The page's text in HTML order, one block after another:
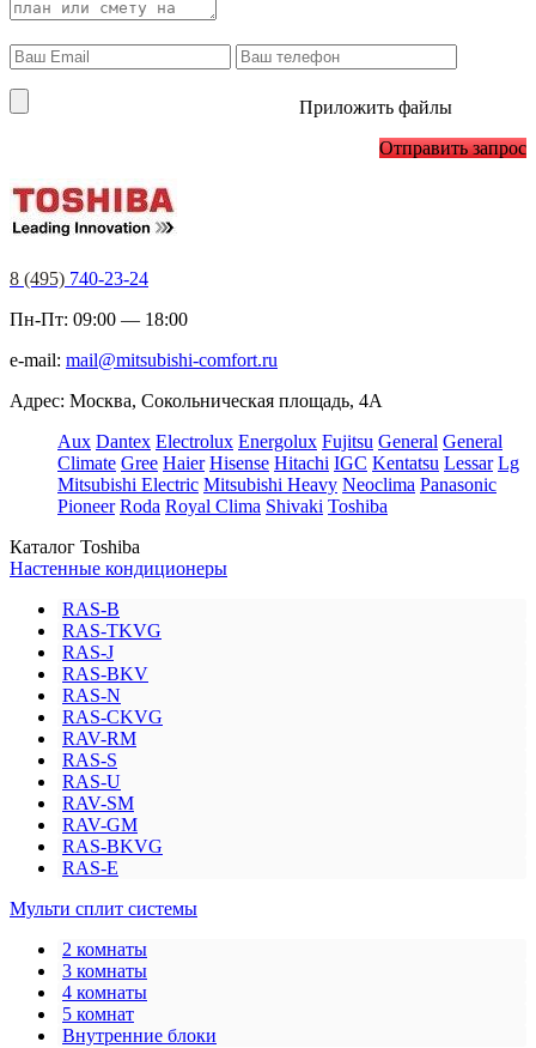
Приложить файлы
Отправить запрос
8 (495) 740-23-24
Пн-Пт: 09:00 — 18:00
e-mail: mail@mitsubishi-comfort.ru
Адрес: Москва, Сокольническая площадь, 4А
Aux Dantex Electrolux Energolux Fujitsu General General
Climate Gree Haier Hisense Hitachi IGC Kentatsu Lessar Lg
Mitsubishi Electric Mitsubishi Heavy Neoclima Panasonic
Pioneer Roda Royal Clima Shivaki Toshiba
Каталог Toshiba
Настенные кондиционеры
RAS-B
RAS-TKVG
RAS-J
RAS-BKV
RAS-N
RAS-CKVG
RAV-RM
RAS-S
RAS-U
RAV-SM
RAV-GM
RAS-BKVG
RAS-E
Мульти сплит системы
2 комнаты
3 комнаты
4 комнаты
5 комнат
Внутренние блоки